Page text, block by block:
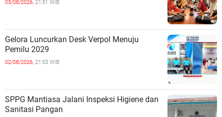
03/08/2026, 21:31 WIB
Gelora Luncurkan Desk Verpol Menuju
Pemilu 2029
02/08/2026, 21:53 WIB
SPPG Mantiasa Jalani Inspeksi Higiene dan
Sanitasi Pangan